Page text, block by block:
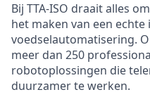
Bij TTA-ISO draait alles
het maken van een
voedselautomatisering.
meer dan 250
robotoplossingen die
duurzamer te werken.